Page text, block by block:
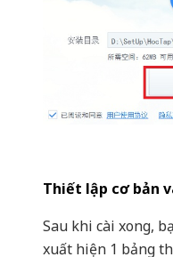
Thiết lập cơ bản
Sau khi cài xong,
xuất hiện 1 bảng